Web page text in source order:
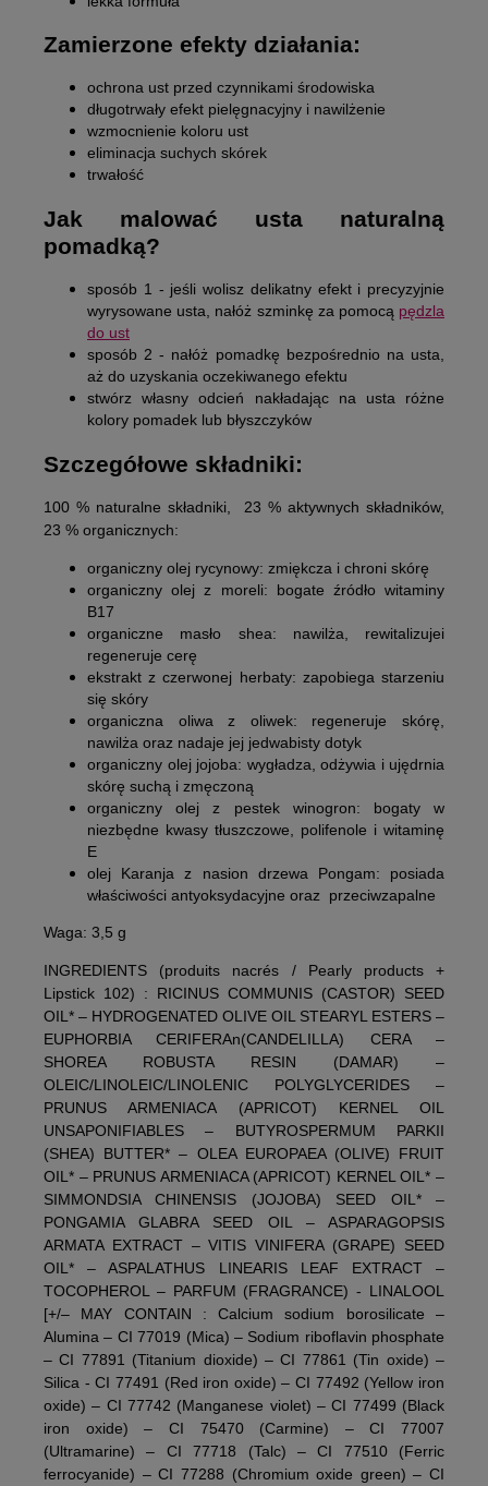
Zamierzone efekty działania:
ochrona ust przed czynnikami środowiska
długotrwały efekt pielęgnacyjny i nawilżenie
wzmocnienie koloru ust
eliminacja suchych skórek
trwałość
Jak malować usta naturalną
pomadką?
sposób 1 - jeśli wolisz delikatny efekt i precyzyjnie
wyrysowane usta, nałóż szminkę za pomocą pędzla
do ust
sposób 2 - nałóż pomadkę bezpośrednio na usta,
aż do uzyskania oczekiwanego efektu
stwórz własny odcień nakładając na usta różne
kolory pomadek lub błyszczyków
Szczegółowe składniki:
100 % naturalne składniki, 23 % aktywnych składników,
23 % organicznych:
organiczny olej rycynowy: zmiękcza i chroni skórę
organiczny olej z moreli: bogate źródło witaminy
B17
organiczne masło shea: nawilża, rewitalizujei
regeneruje cerę
ekstrakt z czerwonej herbaty: zapobiega starzeniu
się skóry
organiczna oliwa z oliwek: regeneruje skórę,
nawilża oraz nadaje jej jedwabisty dotyk
organiczny olej jojoba: wygładza, odżywia i ujędrnia
skórę suchą i zmęczoną
organiczny olej z pestek winogron: bogaty w
niezbędne kwasy tłuszczowe, polifenole i witaminę
E
olej Karanja z nasion drzewa Pongam: posiada
właściwości antyoksydacyjne oraz przeciwzapalne
Waga: 3,5 g
INGREDIENTS (produits nacrés / Pearly products +
Lipstick 102) : RICINUS COMMUNIS (CASTOR) SEED
OIL* – HYDROGENATED OLIVE OIL STEARYL ESTERS –
EUPHORBIA CERIFERAn(CANDELILLA) CERA –
SHOREA ROBUSTA RESIN (DAMAR) –
OLEIC/LINOLEIC/LINOLENIC POLYGLYCERIDES –
PRUNUS ARMENIACA (APRICOT) KERNEL OIL
UNSAPONIFIABLES – BUTYROSPERMUM PARKII
(SHEA) BUTTER* – OLEA EUROPAEA (OLIVE) FRUIT
OIL* – PRUNUS ARMENIACA (APRICOT) KERNEL OIL* –
SIMMONDSIA CHINENSIS (JOJOBA) SEED OIL* –
PONGAMIA GLABRA SEED OIL – ASPARAGOPSIS
ARMATA EXTRACT – VITIS VINIFERA (GRAPE) SEED
OIL* – ASPALATHUS LINEARIS LEAF EXTRACT –
TOCOPHEROL – PARFUM (FRAGRANCE) - LINALOOL
[+/– MAY CONTAIN : Calcium sodium borosilicate –
Alumina – CI 77019 (Mica) – Sodium riboflavin phosphate
– CI 77891 (Titanium dioxide) – CI 77861 (Tin oxide) –
Silica - CI 77491 (Red iron oxide) – CI 77492 (Yellow iron
oxide) – CI 77742 (Manganese violet) – CI 77499 (Black
iron oxide) – CI 75470 (Carmine) – CI 77007
(Ultramarine) – CI 77718 (Talc) – CI 77510 (Ferric
ferrocyanide) – CI 77288 (Chromium oxide green) – CI